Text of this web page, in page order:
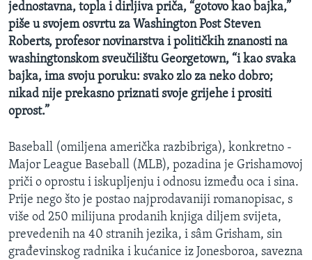
jednostavna, topla i dirljiva priča, “gotovo kao bajka,”
piše u svojem osvrtu za Washington Post Steven
Roberts, profesor novinarstva i političkih znanosti na
washingtonskom sveučilištu Georgetown, “i kao svaka
bajka, ima svoju poruku: svako zlo za neko dobro;
nikad nije prekasno priznati svoje grijehe i prositi
oprost.”
Baseball (omiljena američka razbibriga), konkretno -
Major League Baseball (MLB), pozadina je Grishamovoj
priči o oprostu i iskupljenju i odnosu između oca i sina.
Prije nego što je postao najprodavaniji romanopisac, s
više od 250 milijuna prodanih knjiga diljem svijeta,
prevedenih na 40 stranih jezika, i sâm Grisham, sin
građevinskog radnika i kućanice iz Jonesboroa, savezna